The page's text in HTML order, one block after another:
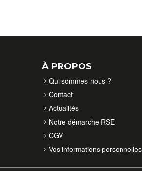
À PROPOS
Qui sommes-nous ?
Contact
Actualités
Notre démarche RSE
CGV
Vos informations personnelles